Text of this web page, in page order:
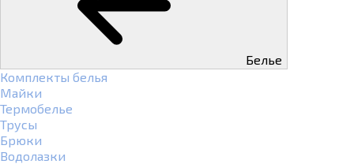
Белье
Комплекты белья
Майки
Термобелье
Трусы
Брюки
Водолазки